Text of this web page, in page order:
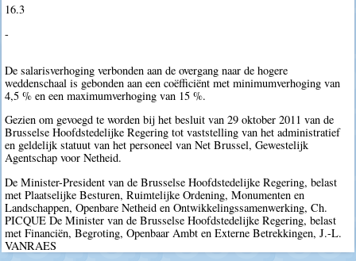
16.3
-
De salarisverhoging verbonden aan de overgang naar de hogere
weddenschaal is gebonden aan een coëfficiënt met minimumverhoging van
4,5 % en een maximumverhoging van 15 %.
Gezien om gevoegd te worden bij het besluit van 29 oktober 2011 van de
Brusselse Hoofdstedelijke Regering tot vaststelling van het administratief
en geldelijk statuut van het personeel van Net Brussel, Gewestelijk
Agentschap voor Netheid.
De Minister-President van de Brusselse Hoofdstedelijke Regering, belast
met Plaatselijke Besturen, Ruimtelijke Ordening, Monumenten en
Landschappen, Openbare Netheid en Ontwikkelingssamenwerking, Ch.
PICQUE De Minister van de Brusselse Hoofdstedelijke Regering, belast
met Financiën, Begroting, Openbaar Ambt en Externe Betrekkingen, J.-L.
VANRAES